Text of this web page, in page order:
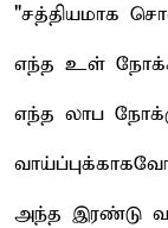
"சத்தியமாக
எந்த உள்
எந்த லாப
அந்த இரண்டு